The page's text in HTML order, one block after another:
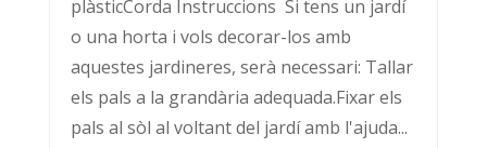
plàsticCorda Instruccions Si tens un jardí
o una horta i vols decorar-los amb
aquestes jardineres, serà necessari: Tallar
els pals a la grandària adequada.Fixar els
pals al sòl al voltant del jardí amb l'ajuda...